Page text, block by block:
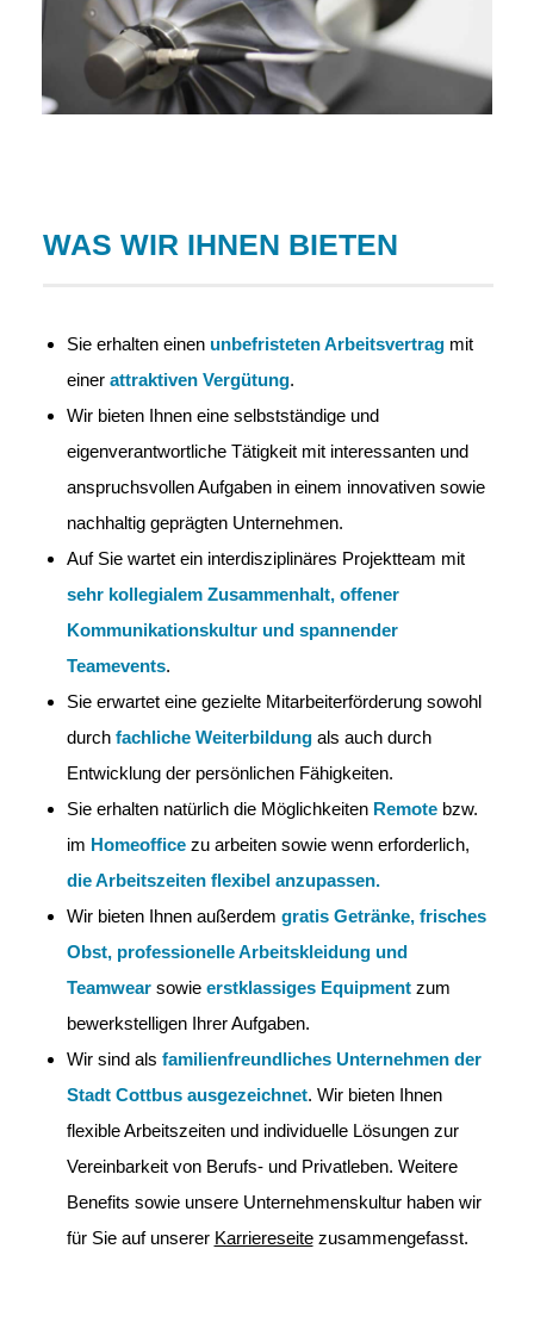
WAS WIR IHNEN BIETEN
Sie erhalten einen unbefristeten Arbeitsvertragmit
einer attraktiven Vergütung.
Wir bieten Ihnen eine selbstständige und
eigenverantwortliche Tätigkeit mit interessanten und
anspruchsvollen Aufgaben in einem innovativen sowie
nachhaltig geprägten Unternehmen.
Auf Sie wartet ein interdisziplinäres Projektteam mit
sehr kollegialem Zusammenhalt, offener
Kommunikationskultur und spannender
Teamevents.
Sie erwartet eine gezielte Mitarbeiterförderung sowohl
durch fachliche Weiterbildungals auch durch
Entwicklung der persönlichen Fähigkeiten.
Sie erhalten natürlich die Möglichkeiten Remote bzw.
im Homeoffice zu arbeiten sowie wenn erforderlich,
die Arbeitszeiten flexibel anzupassen.
Wir bieten Ihnen außerdem gratis Getränke, frisches
Obst, professionelle Arbeitskleidung und
Teamwearsowie erstklassiges Equipmentzum
bewerkstelligen Ihrer Aufgaben.
Wir sind als familienfreundliches Unternehmen der
Stadt Cottbus ausgezeichnet. Wir bieten Ihnen
flexible Arbeitszeiten und individuelle Lösungen zur
Vereinbarkeit von Berufs- und Privatleben. Weitere
Benefits sowie unsere Unternehmenskultur haben wir
für Sie auf unserer Karriereseitezusammengefasst.